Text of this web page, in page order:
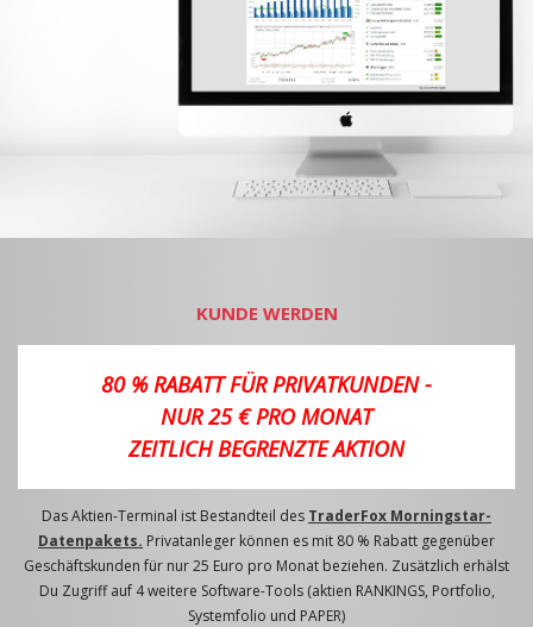
KUNDE WERDEN
80 % RABATT FÜR PRIVATKUNDEN -
NUR 25 € PRO MONAT
ZEITLICH BEGRENZTE AKTION
Das Aktien-Terminal ist Bestandteil des TraderFox Morningstar-
Datenpakets. Privatanleger können es mit 80 % Rabatt gegenüber
Geschäftskunden für nur 25 Euro pro Monat beziehen. Zusätzlich erhälst
Du Zugriff auf 4 weitere Software-Tools (aktien RANKINGS, Portfolio,
Systemfolio und PAPER)